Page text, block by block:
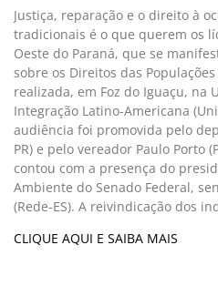
Justiça, reparação e o direito à
tradicionais é o que querem os
Oeste do Paraná, que se
sobre os Direitos das
realizada, em Foz do Iguaçu, na
Integração Latino-Americana
audiência foi promovida pelo
PR) e pelo vereador Paulo Porto
contou com a presença do
Ambiente do Senado Federal,
(Rede-ES). A reivindicação dos
CLIQUE AQUI E SAIBA MAIS